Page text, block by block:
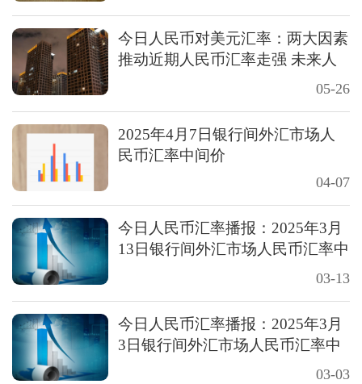
今日人民币对美元汇率：两大因素
推动近期人民币汇率走强 未来人
05-26
2025年4月7日银行间外汇市场人
民币汇率中间价
04-07
今日人民币汇率播报：2025年3月
13日银行间外汇市场人民币汇率中
03-13
今日人民币汇率播报：2025年3月
3日银行间外汇市场人民币汇率中
03-03